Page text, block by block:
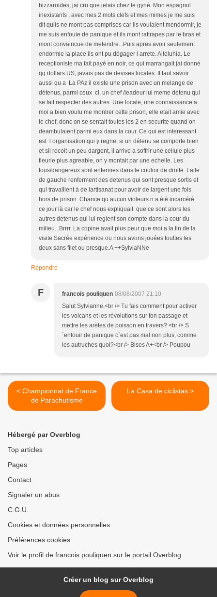
bizzaroides, jai cru que jetais chez le gyné. Mon espagnol
inexistants , avec mes 2 mots clefs et mes mimes je me suis
dit quils ne mont pas comprises car ils voulaient mendormir, je
me suis enfouie de panique et ils mont rattrapes par le bras et
mont convaincue de metendre...Puis apres avoir seulement
endormie la place ils ont pu dégager l arrete. Alleluhia. Le
receptioniste ma fait payé en noir, ce qui marrangait jai donné
qq dollars US, javais pas de devises locales. Il faut savoir
aussi qu a La PAz il existe une prison avec un melange de
détenus, parmi ceux ci, un chef /leadeur lui meme détenu qui
se fait respecter des autres. Une locale, une connaissance a
moi a bien voulu me montrer cette prison, elle etait amie avec
le chef, donc on se sentait toutes les 2 en securite quand on
deambulaient parmi eux dans la cour. Ce qui est interessant
est l organisation qui y regne, si un détenu se comporte bien
et sil recoit un peu dargent, il arrive a soffrir une cellule plus
fleurie plus agreable, on y montait par une echelle. Les
fous/dangereux sont enfermes dans le couloir de droite. Laile
de gauche renferment des detenus qui sont presque sortis et
qui travaillent à de lartisanat pour avoir de largent une fois
hors de prison. Chance qu aucun violeurs n a été incarcéré
ce jour là car le chef nous expliquait que ce sont alors les
autres detenus qui lui reglent son compte dans la cour du
milieu...Brrrr. La copine avait plus peur que moi a la fin de la
visite.Sacrée expérience ou nous avons jouées touttes les
deux sans filet ou presque.A ++SylviaNNe
Répondre
F francois pouliquen 08/08/2007 21:10
Salut Sylvianne,<br /> Tu fais comment pour activer
les volcans et les révolutions sur ton passage et
mettre les arètes de poisson en travers? <br /> S
´enfouir de panique c´est pas mal non plus, comme
les autruches quoi?<br /> Bises A+<br /> Poupou
< Championnat de France
de Parachutisme
La Casa de ciclistas >
Hébergé par Overblog
Top articles
Pages
Contact
Signaler un abus
C.G.U.
Cookies et données personnelles
Préférences cookies
Voir le profil de francois pouliquen sur le portail Overblog
Créer un blog sur Overblog